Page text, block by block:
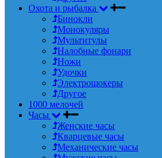
Охота и рыбалка
Бинокли
Монокуляры
Мультитулы
Налобные фонари
Ножи
Удочки
Электрошокеры
Другое
1000 мелочей
Часы
Женские часы
Кварцевые часы
Механические часы